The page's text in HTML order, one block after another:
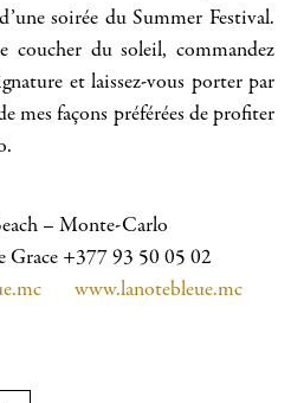
soirée du Summer Festival.
coucher du soleil, commandez
et laissez-vous porter par
mes façons préférées de profiter
– Monte-Carlo
Grace +377 93 50 05 02
www.lanotebleue.mc